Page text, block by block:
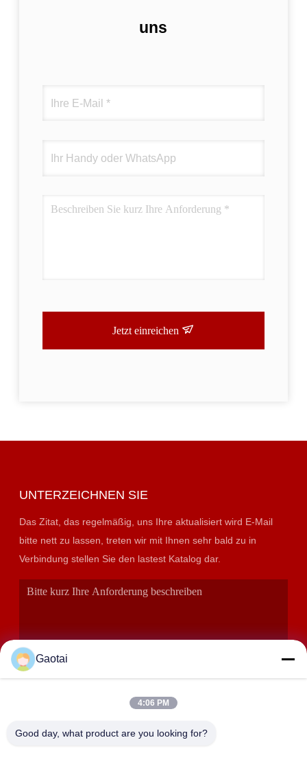
uns
Jetzt einreichen
UNTERZEICHNEN SIE
Das Zitat, das regelmäßig, uns Ihre aktualisiert wird E-Mail
bitte nett zu lassen, treten wir mit Ihnen sehr bald zu in
Verbindung stellen Sie den lastest Katalog dar.
Gaotai
4:06 PM
Good day, what product are you looking for?